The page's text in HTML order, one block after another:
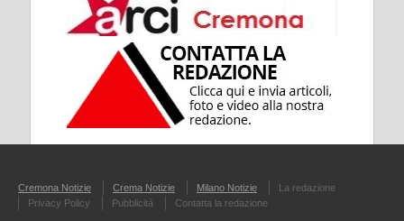
Cremona Notizie Crema Notizie Milano Notizie
La redazione
Privacy Policy
Pubblicità Contatta la redazione